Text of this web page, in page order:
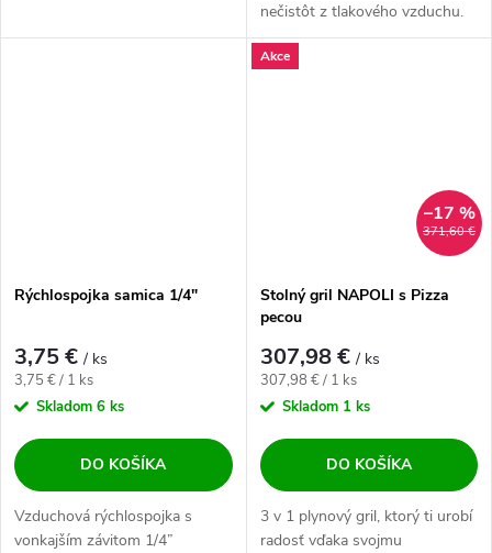
nečistôt z tlakového vzduchu.
Rýchlospojka samica 1/4"
3,75 €/ ks
Jednotková cena:
3,75 € / 1 ks
Skladom 6 ks
DO KOŠÍKA
Vzduchová rýchlospojka s
vonkajším závitom 1/4”
Akce
371,60 €
–17 %
Stolný gril NAPOLI s Pizza
pecou
307,98 €/ ks
Jednotková cena:
307,98 € / 1 ks
Skladom 1 ks
DO KOŠÍKA
3 v 1 plynový gril, ktorý ti urobí
radosť vďaka svojmu